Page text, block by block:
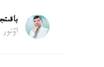
اۆتور